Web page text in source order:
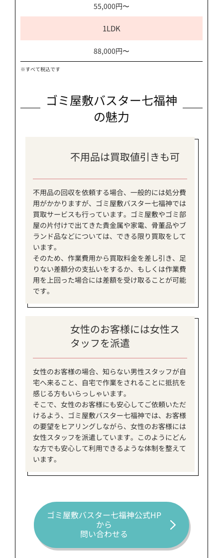
55,000円〜
1LDK
88,000円〜
※すべて税込です
ゴミ屋敷バスター七福神
の魅力
不用品は買取値引きも可
不用品の回収を依頼する場合、一般的には処分費
用がかかりますが、ゴミ屋敷バスター七福神では
買取サービスも行っています。ゴミ屋敷やゴミ部
屋の片付けで出てきた貴金属や家電、骨董品やブ
ランド品などについては、できる限り買取をして
います。
そのため、作業費用から買取料金を差し引き、足
りない差額分の支払いをするか、もしくは作業費
用を上回った場合には差額を受け取ることが可能
です。
女性のお客様には女性ス
タッフを派遣
女性のお客様の場合、知らない男性スタッフが自
宅へ来ること、自宅で作業をされることに抵抗を
感じる方もいらっしゃいます。
そこで、女性のお客様にも安心してご依頼いただ
けるよう、ゴミ屋敷バスター七福神では、お客様
の要望をヒアリングしながら、女性のお客様には
女性スタッフを派遣しています。このようにどん
な方でも安心して利用できるような体制を整えて
います。
ゴミ屋敷バスター七福神公式HP
から
問い合わせる